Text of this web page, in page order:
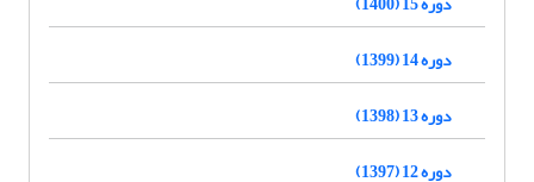
دوره 14 (1399)
دوره 13 (1398)
دوره 12 (1397)